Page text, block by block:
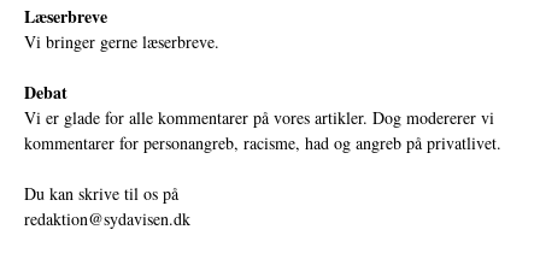
Læserbreve
Vi bringer gerne læserbreve.
Debat
Vi er glade for alle kommentarer på vores artikler. Dog modererer vi
kommentarer for personangreb, racisme, had og angreb på privatlivet.
Du kan skrive til os på
redaktion@sydavisen.dk